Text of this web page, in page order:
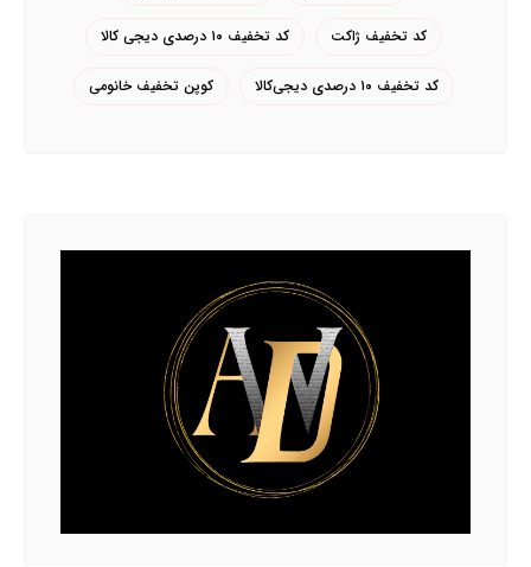
کد تخفیف ژاکت کد تخفیف ۱۰ درصدی دیجی کالا
کد تخفیف ۱۰ درصدی دیجی‌کالا کوپن تخفیف خانومی